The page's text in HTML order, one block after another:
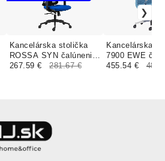
Kancelárska stolička
ROSSA SYN čalúnenie
BONDAI, VISUAL
267.59 € 281.67 €
Kancelárska
7900 EWE
BLOOM
455.54 €